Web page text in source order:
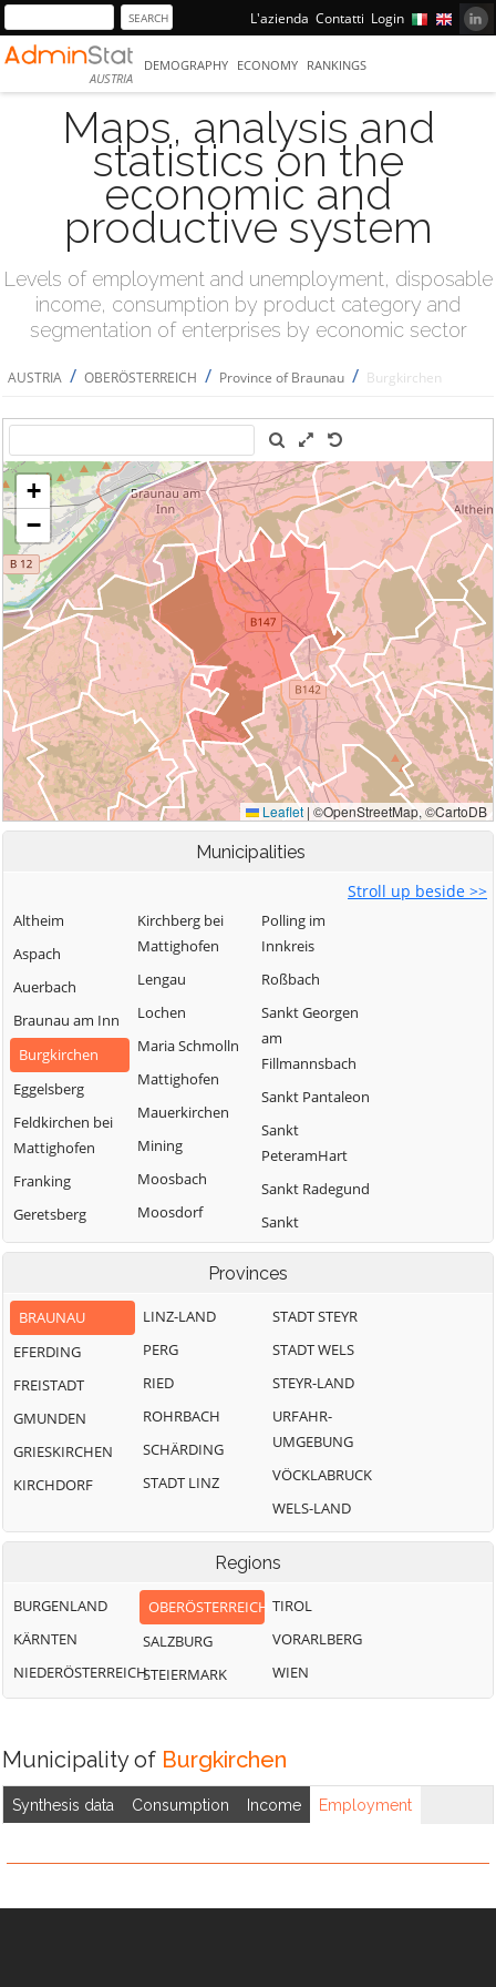
L'azienda Contatti Login
AUSTRIA
DEMOGRAPHY ECONOMY RANKINGS
Maps, analysis and
statistics on the
economic and
productive system
Levels of employment and unemployment, disposable
income, consumption by product category and
segmentation of enterprises by economic sector
AUSTRIA / OBERÖSTERREICH / Province of Braunau / Burgkirchen
Municipalities
Stroll up beside >>
Altheim
Aspach
Auerbach
Braunau am Inn
Burgkirchen
Eggelsberg
Feldkirchen bei
Mattighofen
Franking
Geretsberg
Gilgenberg am
Haigermoos
Handenberg
Kirchberg bei
Mattighofen
Lengau
Lochen
Maria Schmolln
Mattighofen
Mauerkirchen
Mining
Moosbach
Moosdorf
Munderfing
Neukirchen an
Polling im
Innkreis
Roßbach
Sankt Georgen
am
Fillmannsbach
Sankt Pantaleon
Sankt
PeteramHart
Sankt Radegund
Sankt
VeitimInnkreis
SanktJohann am
Treubach
Weng im Innkreis
Provinces
BRAUNAU
EFERDING
FREISTADT
GMUNDEN
GRIESKIRCHEN
KIRCHDORF
LINZ-LAND
PERG
RIED
ROHRBACH
SCHÄRDING
STADT LINZ
STADT STEYR
STADT WELS
STEYR-LAND
URFAHR-
UMGEBUNG
VÖCKLABRUCK
WELS-LAND
Regions
BURGENLAND
KÄRNTEN
NIEDERÖSTERREICH
OBERÖSTERREICH
SALZBURG
STEIERMARK
TIROL
VORARLBERG
WIEN
Municipality of Burgkirchen
Synthesis data Consumption Income Employment